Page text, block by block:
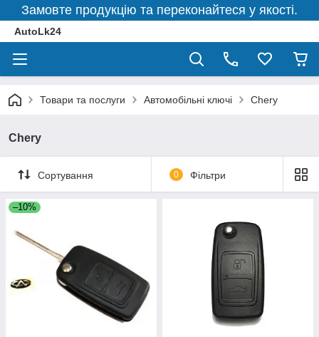
Замовте продукцію та переконайтеся у якості.
AutoLk24
Товари та послуги Автомобільні ключі Chery
Chery
Сортування 0 Фільтри
–10%